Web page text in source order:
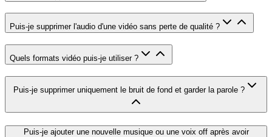
Puis-je supprimer l'audio d'une vidéo sans perte de qualité ?
Quels formats vidéo puis-je utiliser ?
Puis-je supprimer uniquement le bruit de fond et garder la parole ?
Puis-je ajouter une nouvelle musique ou une voix off après avoir